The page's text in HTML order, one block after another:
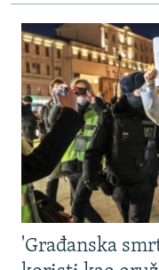
'Građanska